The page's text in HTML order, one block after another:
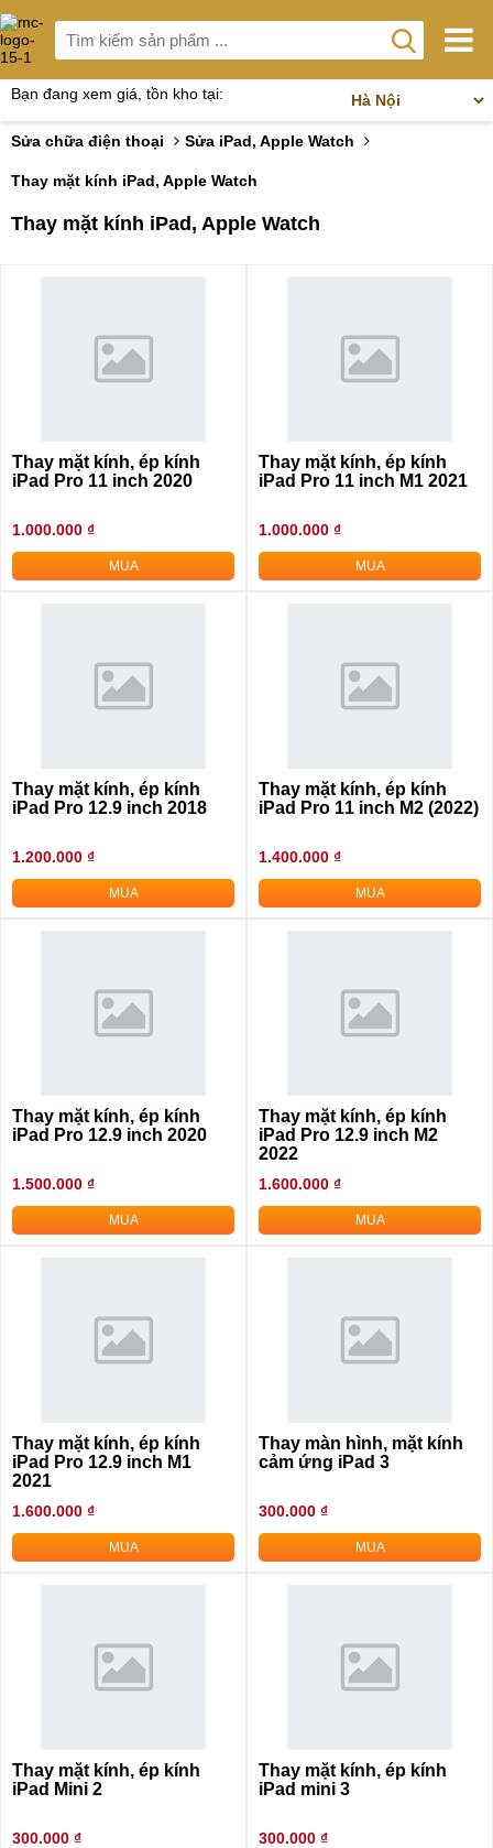
Bạn đang xem giá, tồn kho tại:
Sửa chữa điện thoại Sửa iPad, Apple Watch
Thay mặt kính iPad, Apple Watch
Thay mặt kính iPad, Apple Watch
Thay mặt kính, ép kính
iPad Pro 11 inch 2020
1.000.000 ₫
MUA
Thay mặt kính, ép kính
iPad Pro 11 inch M1 2021
1.000.000 ₫
MUA
Thay mặt kính, ép kính
iPad Pro 12.9 inch 2018
1.200.000 ₫
MUA
Thay mặt kính, ép kính
iPad Pro 11 inch M2 (2022)
1.400.000 ₫
MUA
Thay mặt kính, ép kính
iPad Pro 12.9 inch 2020
1.500.000 ₫
MUA
Thay mặt kính, ép kính
iPad Pro 12.9 inch M2
2022
1.600.000 ₫
MUA
Thay mặt kính, ép kính
iPad Pro 12.9 inch M1
2021
1.600.000 ₫
MUA
Thay màn hình, mặt kính
cảm ứng iPad 3
300.000 ₫
MUA
Thay mặt kính, ép kính
iPad Mini 2
300.000 ₫
Thay mặt kính, ép kính
iPad mini 3
300.000 ₫